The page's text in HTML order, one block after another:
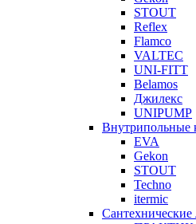
STOUT
Reflex
Flamco
VALTEC
UNI-FITT
Belamos
Джилекс
UNIPUMP
Внутрипольные
EVA
Gekon
STOUT
Techno
itermic